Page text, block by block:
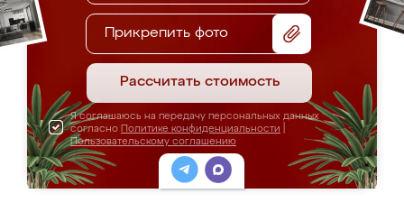
Прикрепить фото
Рассчитать стоимость
Я соглашаюсь на передачу персональных данных
согласно Политике конфиденциальности
Пользовательскому соглашению